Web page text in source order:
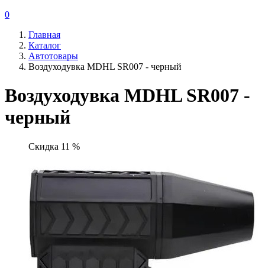
0
Главная
Каталог
Автотовары
Воздуходувка MDHL SR007 - черный
Воздуходувка MDHL SR007 -
черный
Скидка 11 %